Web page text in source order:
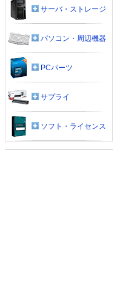
サーバ・ストレージ
パソコン・周辺機器
PCパーツ
サプライ
ソフト・ライセンス